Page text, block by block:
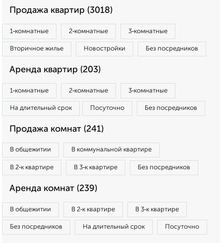
Продажа квартир (3018)
1‑комнатные 2‑комнатные 3‑комнатные
Вторичное жилье Новостройки Без посредников
Аренда квартир (203)
1‑комнатные 2‑комнатные 3‑комнатные
На длительный срок Посуточно Без посредников
Продажа комнат (241)
В общежитии В коммунальной квартире
В 2‑к квартире В 3‑к квартире Без посредников
Аренда комнат (239)
В общежитии В 2‑к квартире В 3‑к квартире
Без посредников На длительный срок Посуточно